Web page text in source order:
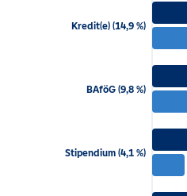
Kredit(e) (14,9 %)
BAföG (9,8 %)
Stipendium (4,1 %)